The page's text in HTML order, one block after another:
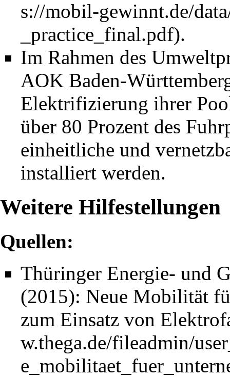
.
Im Rahmen des
AOK Baden-
Elektrifizierung ihrer
über 80 Prozent des
einheitliche und
installiert werden.
Weitere Hilfestellungen
Quellen:
Thüringer Energie- und
(2015): Neue Mobilität
zum Einsatz von